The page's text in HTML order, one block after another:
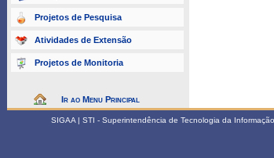
Projetos de Pesquisa
Atividades de Extensão
Projetos de Monitoria
Ir ao Menu Principal
SIGAA | STI - Superintendência de Tecnologia da